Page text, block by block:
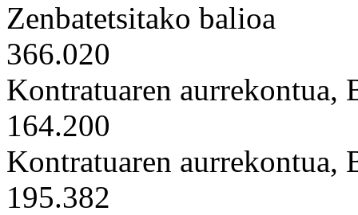
Zenbatetsitako balioa
366.020
Kontratuaren aurrekontua,
164.200
Kontratuaren aurrekontua,
195.382